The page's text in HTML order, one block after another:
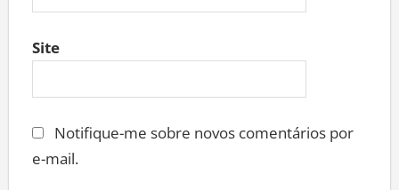
Site
Notifique-me sobre novos comentários por
e-mail.